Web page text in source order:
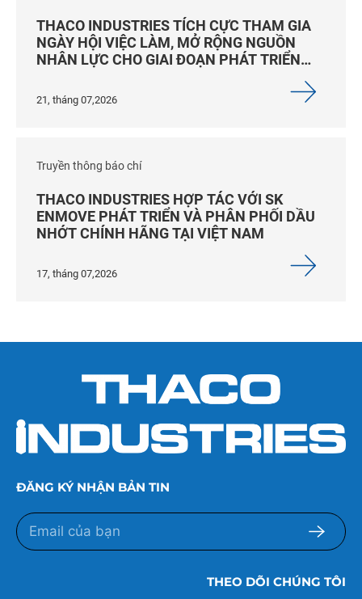
THACO INDUSTRIES TÍCH CỰC THAM GIA
NGÀY HỘI VIỆC LÀM, MỞ RỘNG NGUỒN
NHÂN LỰC CHO GIAI ĐOẠN PHÁT TRIỂN
21, tháng 07,2026
Truyền thông báo chí
THACO INDUSTRIES HỢP TÁC VỚI SK
ENMOVE PHÁT TRIỂN VÀ PHÂN PHỐI DẦU
NHỚT CHÍNH HÃNG TẠI VIỆT NAM
17, tháng 07,2026
ĐĂNG KÝ NHẬN BẢN TIN
THEO DÕI CHÚNG TÔI